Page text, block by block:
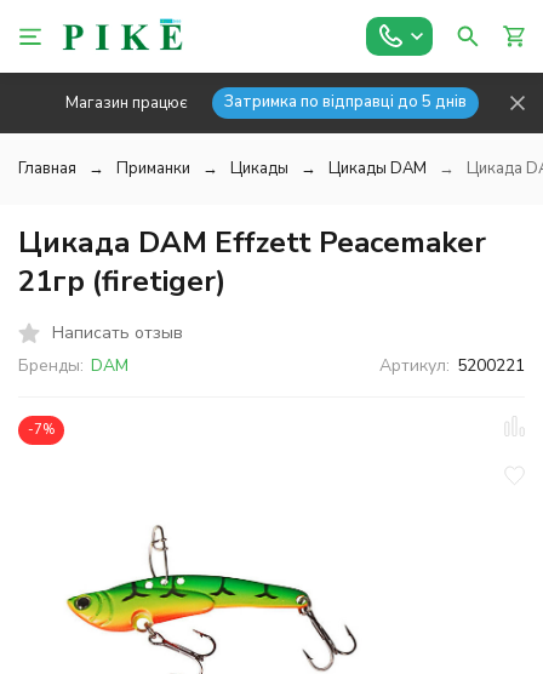
Магазин працює Затримка по відправці до 5 днів
Главная Приманки Цикады Цикады DAM Цикада
Цикада DAM Effzett Peacemaker
21гр (firetiger)
Написать отзыв
Бренды: DAM Артикул: 5200221
-7%